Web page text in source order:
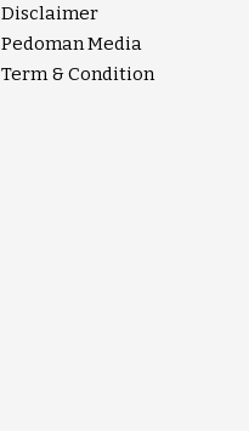
Disclaimer
Pedoman Media
Term & Condition